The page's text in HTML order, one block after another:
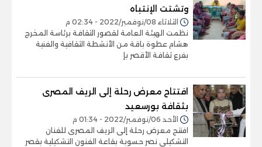
وتشتت الإنتباه
الثلاثاء 08/نوفمبر/2022 - 02:34 م
نظمت الهيئة العامة لقصور الثقافة برئاسة المخرج
هشام عطوة باقة من الأنشطة الثقافية والفنية
بفرع ثقافة الأقصر بإ
افتتاح معرض رحلة إلى الريف المصرى
بثقافة بورسعيد
الأحد 06/نوفمبر/2022 - 01:34 م
افتتح معرض رحلة إلى الريف المصرى للفنان
التشكيلى نصر حسوبة بقاعة الفنون التشكيلية بقصر